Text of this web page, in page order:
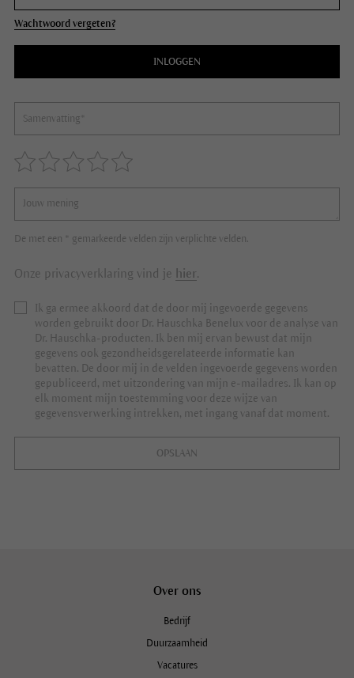
Wachtwoord vergeten?
INLOGGEN
De met een * gemarkeerde velden zijn verplichte velden.
Onze privacyverklaring vind je hier.
Ik ga ermee akkoord dat de door mij ingevoerde gegevens
worden gebruikt door Dr. Hauschka Benelux voor de analyse van
Dr. Hauschka-producten. Ik ben mij ervan bewust dat mijn
gegevens ook gezondheidsgerelateerde informatie kan
bevatten. De door mij in de velden ingevoerde gegevens worden
gepubliceerd, met uitzondering van mijn e-mailadres. Ik kan op
elk moment mijn toestemming voor deze wijze van
gegevensverwerking intrekken, met ingang vanaf dat moment.
OPSLAAN
Over ons
Bedrijf
Duurzaamheid
Vacatures